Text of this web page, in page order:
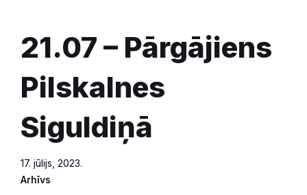
21.07 – Pārgājiens
Pilskalnes
Siguldiņā
17. jūlijs, 2023.
Arhīvs